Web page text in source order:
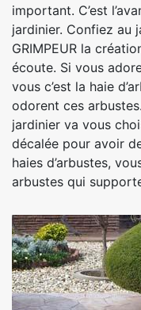
important. C’est
jardinier. Confiez au
GRIMPEUR la
écoute. Si vous
vous c’est la haie
odorent ces
jardinier va vous
décalée pour avoir
haies d’arbustes,
arbustes qui